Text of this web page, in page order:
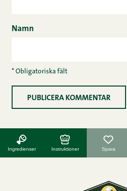
Namn
* Obligatoriska fält
Ingredienser Instruktioner Spara